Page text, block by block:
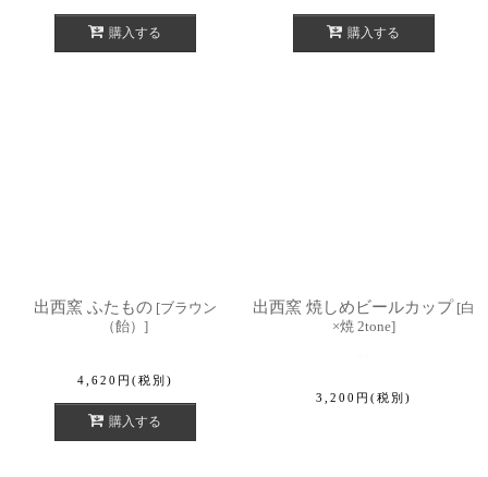
購入する 購入する
出西窯 ふたもの [ブラウン
（飴） ]
4,620 円 (税別)
購入する
出西窯 焼しめビールカップ [白
×焼 2tone]
3,200 円 (税別)